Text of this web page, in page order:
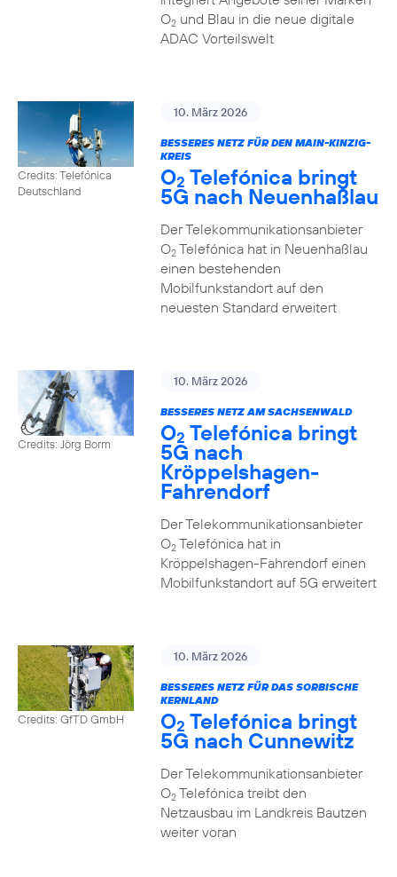
O2und Blau in die neue digitale
ADAC Vorteilswelt
Credits: Telefónica
Deutschland
10. März 2026
BESSERES NETZ FÜR DEN MAIN-KINZIG-
KREIS
O2 Telefónica bringt
5G nach Neuenhaßlau
Der Telekommunikationsanbieter
O2Telefónica hat in Neuenhaßlau
einen bestehenden
Mobilfunkstandort auf den
neuesten Standard erweitert
Credits: Jörg Borm
10. März 2026
BESSERES NETZ AM SACHSENWALD
O2 Telefónica bringt
5G nach
Kröppelshagen-
Fahrendorf
Der Telekommunikationsanbieter
O2Telefónica hat in
Kröppelshagen-Fahrendorf einen
Mobilfunkstandort auf 5G erweitert
Credits: GfTD GmbH
10. März 2026
BESSERES NETZ FÜR DAS SORBISCHE
KERNLAND
O2 Telefónica bringt
5G nach Cunnewitz
Der Telekommunikationsanbieter
O2Telefónica treibt den
Netzausbau im Landkreis Bautzen
weiter voran